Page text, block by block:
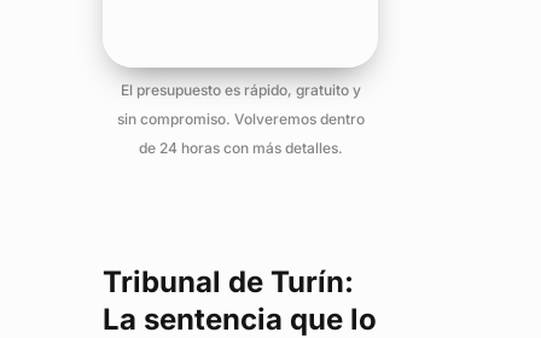
El presupuesto es rápido, gratuito y
sin compromiso. Volveremos dentro
de 24 horas con más detalles.
Tribunal de Turín:
La sentencia que lo